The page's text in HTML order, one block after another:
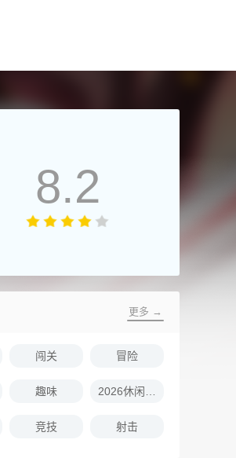
8.2
更多 →
闯关 冒险
趣味
竞技 射击